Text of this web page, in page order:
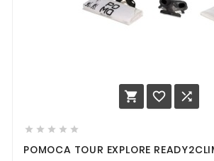
  
    
POMOCA TOUR EXPLORE